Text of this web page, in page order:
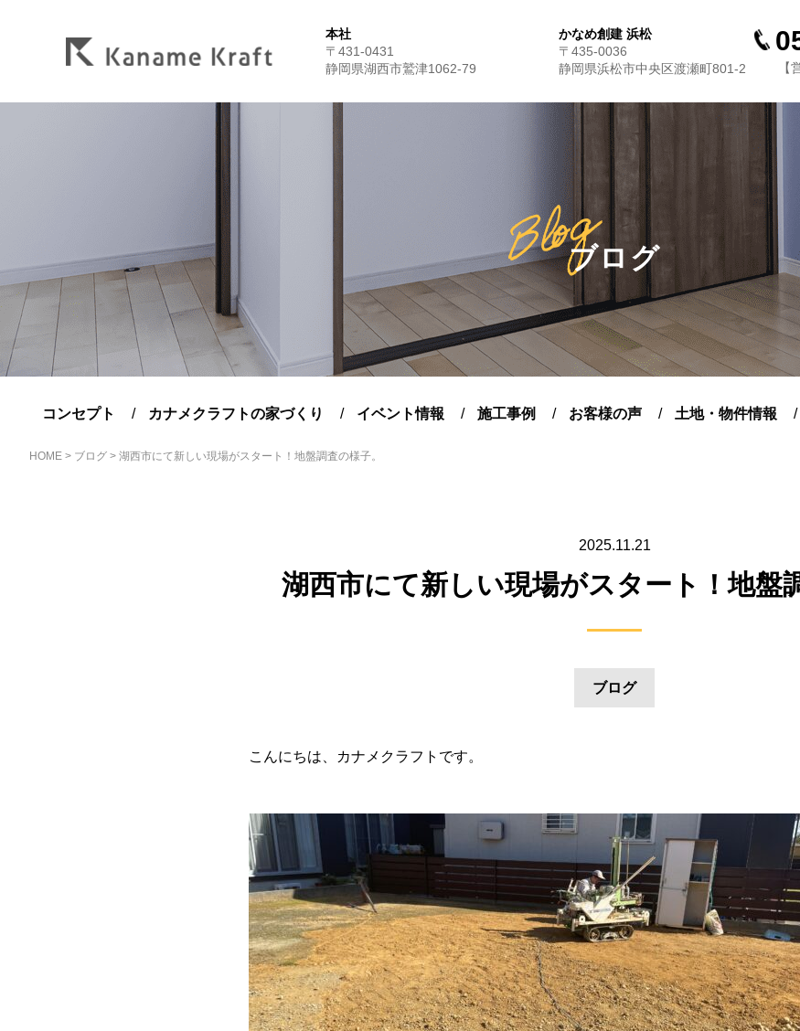
本社
〒431-0431
静岡県湖西市鷲津1062-79
かなめ創建 浜松
〒435-0036
静岡県浜松市中央区渡瀬町801-2
【
ブログ
コンセプト カナメクラフトの家づくり イベント情報 施工事例 お客様の声 土地・物件情報
HOME > ブログ > 湖西市にて新しい現場がスタート！地盤調査の様子。
2025.11.21
湖西市にて新しい現場がスタート！地盤
ブログ
こんにちは、カナメクラフトです。